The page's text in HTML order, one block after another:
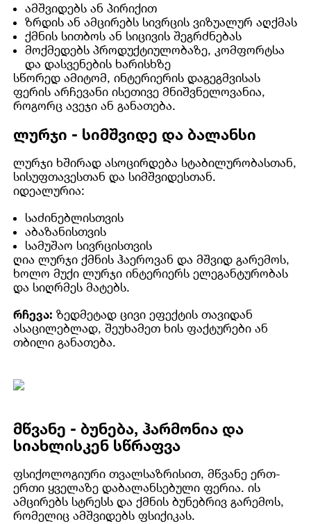
ამშვიდებს ან პირიქით
ზრდის ან ამცირებს სივრცის ვიზუალურ აღქმას
ქმნის სითბოს ან სიცივის შეგრძნებას
მოქმედებს პროდუქტიულობაზე, კომფორტსა
და დასვენების ხარისხზე
სწორედ ამიტომ, ინტერიერის დაგეგმვისას
ფერის არჩევანი ისეთივე მნიშვნელოვანია,
როგორც ავეჯი ან განათება.
ლურჯი - სიმშვიდე და ბალანსი
ლურჯი ხშირად ასოცირდება სტაბილურობასთან,
სისუფთავესთან და სიმშვიდესთან.
იდეალურია:
საძინებლისთვის
აბაზანისთვის
სამუშაო სივრცისთვის
ღია ლურჯი ქმნის ჰაეროვან და მშვიდ გარემოს,
ხოლო მუქი ლურჯი ინტერიერს ელეგანტურობას
და სიღრმეს მატებს.
რჩევა: ზედმეტად ცივი ეფექტის თავიდან
ასაცილებლად, შეუხამეთ ხის ფაქტურები ან
თბილი განათება.
მწვანე - ბუნება, ჰარმონია და
სიახლისკენ სწრაფვა
ფსიქოლოგიური თვალსაზრისით, მწვანე ერთ-
ერთი ყველაზე დაბალანსებული ფერია. ის
ამცირებს სტრესს და ქმნის ბუნებრივ გარემოს,
რომელიც ამშვიდებს ფსიქიკას.